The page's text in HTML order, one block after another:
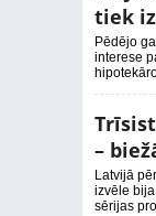
tiek
Pēdējo
interese
–
Latvijā
izvēle
sērijas